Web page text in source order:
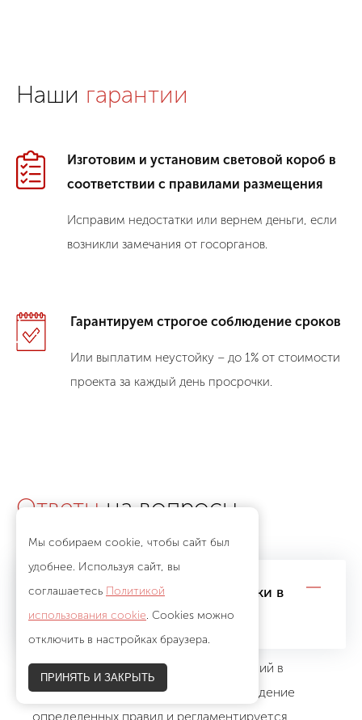
Наши гарантии
Изготовим и установим световой короб в
соответствии с правилами размещения
Исправим недостатки или вернем деньги, если
возникли замечания от госорганов.
Гарантируем строгое соблюдение сроков
Или выплатим неустойку – до 1% от стоимости
проекта за каждый день просрочки.
Ответына вопросы
Нужно ли согласовывать вывески в
Новороссийске?
Размещение вывесок на фасадах зданий в
Новороссийске предполагает соблюдение
определенных правил и регламентируется
Мы собираем cookie, чтобы сайт был
удобнее. Используя сайт, вы
соглашаетесь Политикой
использования cookie. Cookies можно
отключить в настройках браузера.
ПРИНЯТЬ И ЗАКРЫТЬ